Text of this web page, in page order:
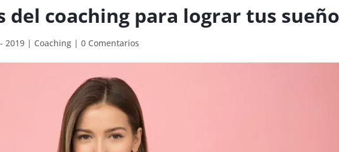
del coaching para lograr tus
2019 | Coaching |0 Comentarios